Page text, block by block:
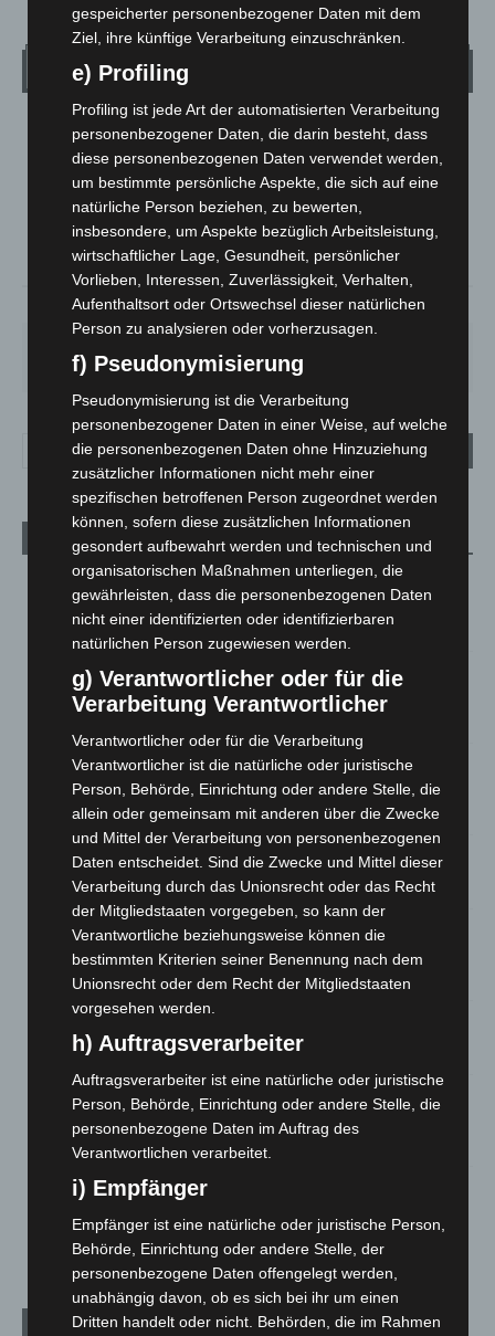
LANGENHAGEN
Mäßig Bewölkt
16.8° C
58% 2.2m/s 34%
25° 26° 31°
Aktuelle Beiträge
Brand im „Haus der Begegnung“ in Neuwarmbüchen schnell
eingedämmt
6. August 2026
Region Hannover: 21 neue Notfallsanitäter starten beim
Roten Kreuz
Mann läuft mit Hockeyschläger über A7 – Polizei sucht
Zeugen
5. August 2026
Celle: Mensch stirbt bei Bagger-Unfall auf Baustelle
5. August 2026
Gasleitung bei McDonald’s-Umbau in Langenhagen
beschädigt
5. August 2026
3. August 2026
Hannover: Polizei stoppt 166 Trunkenheitsfahrten bei
2. August 2026
Hannover Klassik Open Air 2026: Französische Oper im
2. August 2026
Kategorien
gespeicherter personenbezogener Daten mit dem
Ziel, ihre künftige Verarbeitung einzuschränken.
e) Profiling
Profiling ist jede Art der automatisierten Verarbeitung
personenbezogener Daten, die darin besteht, dass
diese personenbezogenen Daten verwendet werden,
um bestimmte persönliche Aspekte, die sich auf eine
natürliche Person beziehen, zu bewerten,
insbesondere, um Aspekte bezüglich Arbeitsleistung,
wirtschaftlicher Lage, Gesundheit, persönlicher
Vorlieben, Interessen, Zuverlässigkeit, Verhalten,
Aufenthaltsort oder Ortswechsel dieser natürlichen
Person zu analysieren oder vorherzusagen.
f) Pseudonymisierung
Pseudonymisierung ist die Verarbeitung
personenbezogener Daten in einer Weise, auf welche
die personenbezogenen Daten ohne Hinzuziehung
zusätzlicher Informationen nicht mehr einer
spezifischen betroffenen Person zugeordnet werden
können, sofern diese zusätzlichen Informationen
gesondert aufbewahrt werden und technischen und
organisatorischen Maßnahmen unterliegen, die
gewährleisten, dass die personenbezogenen Daten
nicht einer identifizierten oder identifizierbaren
natürlichen Person zugewiesen werden.
g) Verantwortlicher oder für die
Verarbeitung Verantwortlicher
Verantwortlicher oder für die Verarbeitung
Verantwortlicher ist die natürliche oder juristische
Person, Behörde, Einrichtung oder andere Stelle, die
allein oder gemeinsam mit anderen über die Zwecke
und Mittel der Verarbeitung von personenbezogenen
Daten entscheidet. Sind die Zwecke und Mittel dieser
Verarbeitung durch das Unionsrecht oder das Recht
der Mitgliedstaaten vorgegeben, so kann der
Verantwortliche beziehungsweise können die
bestimmten Kriterien seiner Benennung nach dem
Unionsrecht oder dem Recht der Mitgliedstaaten
vorgesehen werden.
h) Auftragsverarbeiter
Auftragsverarbeiter ist eine natürliche oder juristische
Person, Behörde, Einrichtung oder andere Stelle, die
personenbezogene Daten im Auftrag des
Verantwortlichen verarbeitet.
i) Empfänger
Empfänger ist eine natürliche oder juristische Person,
Behörde, Einrichtung oder andere Stelle, der
personenbezogene Daten offengelegt werden,
unabhängig davon, ob es sich bei ihr um einen
Dritten handelt oder nicht. Behörden, die im Rahmen